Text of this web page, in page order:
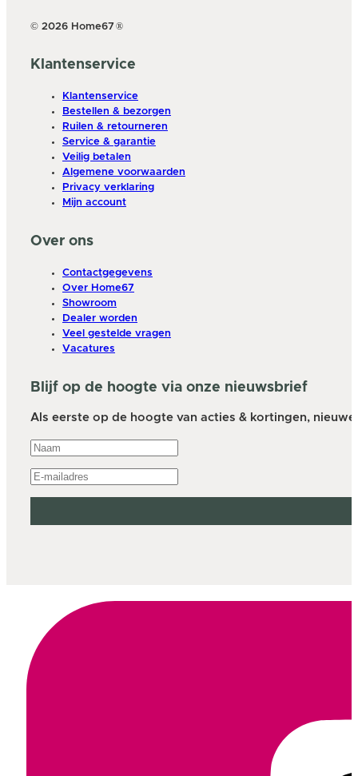
© 2026 Home67 ®
Klantenservice
Klantenservice
Bestellen & bezorgen
Ruilen & retourneren
Service & garantie
Veilig betalen
Algemene voorwaarden
Privacy verklaring
Mijn account
Over ons
Contactgegevens
Over Home67
Showroom
Dealer worden
Veel gestelde vragen
Vacatures
Blijf op de hoogte via onze nieuwsbrief
Als eerste op de hoogte van acties & kortingen,